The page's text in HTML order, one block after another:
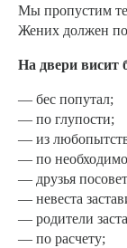
Мы пропустим
Жених должен
На двери
— бес попутал;
— по глупости;
— из
— по
— друзья
— невеста
— родители
— по расчету;